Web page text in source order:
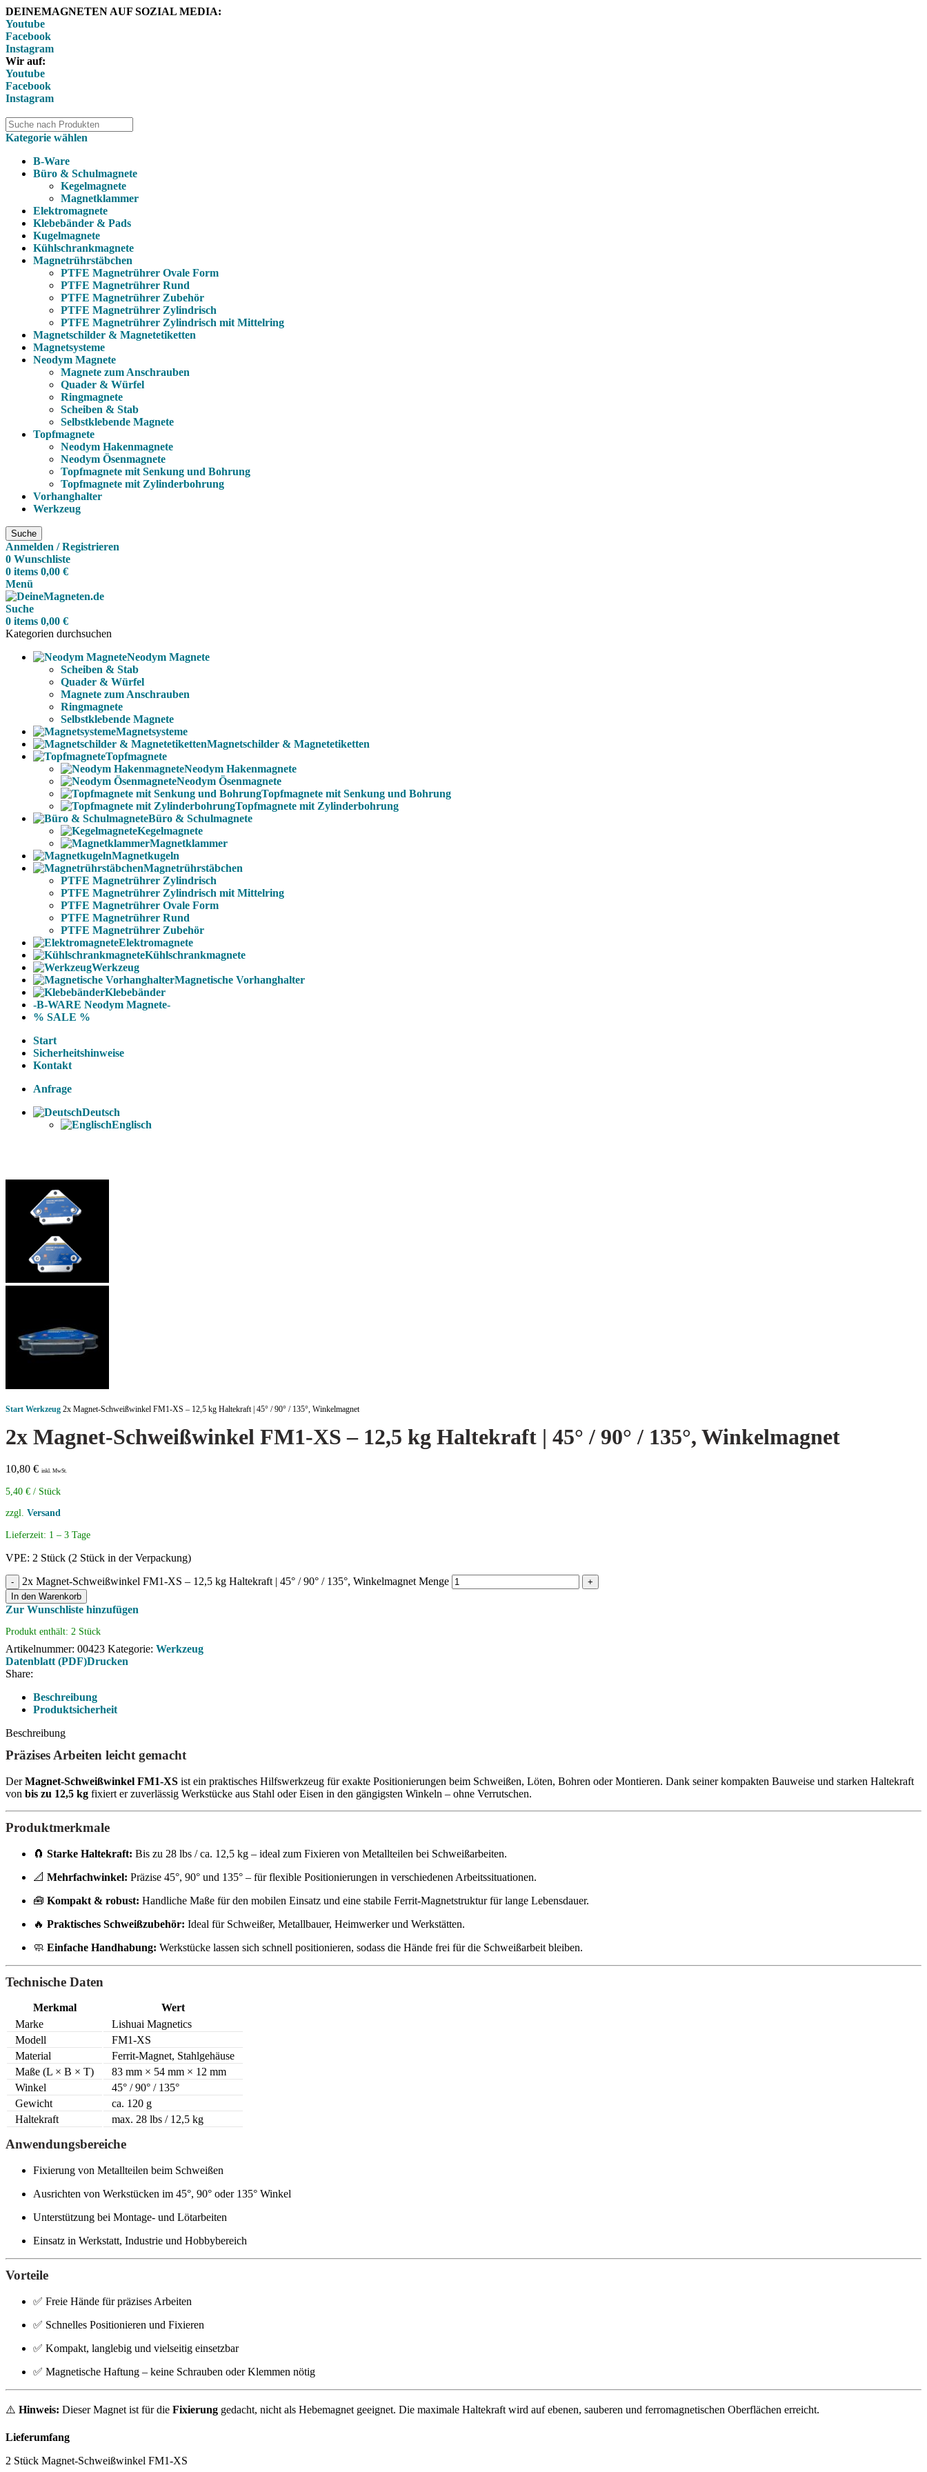
DEINEMAGNETEN AUF SOZIAL MEDIA:
Youtube
Facebook
Instagram
Wir auf:
Youtube
Facebook
Instagram
Kategorie wählen
B-Ware
Büro & Schulmagnete
Kegelmagnete
Magnetklammer
Elektromagnete
Klebebänder & Pads
Kugelmagnete
Kühlschrankmagnete
Magnetrührstäbchen
PTFE Magnetrührer Ovale Form
PTFE Magnetrührer Rund
PTFE Magnetrührer Zubehör
PTFE Magnetrührer Zylindrisch
PTFE Magnetrührer Zylindrisch mit Mittelring
Magnetschilder & Magnetetiketten
Magnetsysteme
Neodym Magnete
Magnete zum Anschrauben
Quader & Würfel
Ringmagnete
Scheiben & Stab
Selbstklebende Magnete
Topfmagnete
Neodym Hakenmagnete
Neodym Ösenmagnete
Topfmagnete mit Senkung und Bohrung
Topfmagnete mit Zylinderbohrung
Vorhanghalter
Werkzeug
Suche
Anmelden / Registrieren
0 Wunschliste
0 items 0,00 €
Menü
Suche
0 items 0,00 €
Kategorien durchsuchen
Neodym Magnete
Scheiben & Stab
Quader & Würfel
Magnete zum Anschrauben
Ringmagnete
Selbstklebende Magnete
Magnetsysteme
Magnetschilder & Magnetetiketten
Topfmagnete
Neodym Hakenmagnete
Neodym Ösenmagnete
Topfmagnete mit Senkung und Bohrung
Topfmagnete mit Zylinderbohrung
Büro & Schulmagnete
Kegelmagnete
Magnetklammer
Magnetkugeln
Magnetrührstäbchen
PTFE Magnetrührer Zylindrisch
PTFE Magnetrührer Zylindrisch mit Mittelring
PTFE Magnetrührer Ovale Form
PTFE Magnetrührer Rund
PTFE Magnetrührer Zubehör
Elektromagnete
Kühlschrankmagnete
Werkzeug
Magnetische Vorhanghalter
Klebebänder
-B-WARE Neodym Magnete-
% SALE %
Start
Sicherheitshinweise
Kontakt
Anfrage
Deutsch
Englisch
Start Werkzeug 2x Magnet-Schweißwinkel FM1-XS – 12,5 kg Haltekraft | 45° / 90° / 135°, Winkelmagnet
2x Magnet-Schweißwinkel FM1-XS – 12,5 kg Haltekraft | 45° / 90° / 135°, Winkelmagnet
10,80 € inkl. MwSt.
5,40 € / Stück
zzgl. Versand
Lieferzeit: 1 – 3 Tage
VPE: 2 Stück (2 Stück in der Verpackung)
2x Magnet-Schweißwinkel FM1-XS – 12,5 kg Haltekraft | 45° / 90° / 135°, Winkelmagnet Menge
In den Warenkorb
Zur Wunschliste hinzufügen
Produkt enthält: 2 Stück
Artikelnummer: 00423 Kategorie: Werkzeug
Datenblatt (PDF)Drucken
Share:
Beschreibung
Produktsicherheit
Beschreibung
Präzises Arbeiten leicht gemacht
DerMagnet-Schweißwinkel FM1-XS ist ein praktisches Hilfswerkzeug für exakte Positionierungen beim Schweißen, Löten, Bohren oder Montieren. Dank seiner kompakten Bauweise und starken Haltekraft
von bis zu 12,5 kg fixiert er zuverlässig Werkstücke aus Stahl oder Eisen in den gängigsten Winkeln – ohne Verrutschen.
Produktmerkmale
🧲 Starke Haltekraft: Bis zu 28 lbs / ca. 12,5 kg – ideal zum Fixieren von Metallteilen bei Schweißarbeiten.
📐 Mehrfachwinkel: Präzise 45°, 90° und 135° – für flexible Positionierungen in verschiedenen Arbeitssituationen.
🧰 Kompakt & robust: Handliche Maße für den mobilen Einsatz und eine stabile Ferrit-Magnetstruktur für lange Lebensdauer.
🔥 Praktisches Schweißzubehör: Ideal für Schweißer, Metallbauer, Heimwerker und Werkstätten.
🧼 Einfache Handhabung: Werkstücke lassen sich schnell positionieren, sodass die Hände frei für die Schweißarbeit bleiben.
Technische Daten
Merkmal
Wert
Marke
Lishuai Magnetics
Modell
FM1-XS
Material
Ferrit-Magnet, Stahlgehäuse
Maße (L × B × T)
83 mm × 54 mm × 12 mm
Winkel
45° / 90° / 135°
Gewicht
ca. 120 g
Haltekraft
max. 28 lbs / 12,5 kg
Anwendungsbereiche
Fixierung von Metallteilen beim Schweißen
Ausrichten von Werkstücken im 45°, 90° oder 135° Winkel
Unterstützung bei Montage- und Lötarbeiten
Einsatz in Werkstatt, Industrie und Hobbybereich
Vorteile
✅ Freie Hände für präzises Arbeiten
✅ Schnelles Positionieren und Fixieren
✅ Kompakt, langlebig und vielseitig einsetzbar
✅ Magnetische Haftung – keine Schrauben oder Klemmen nötig
⚠️ Hinweis: Dieser Magnet ist für die Fixierung gedacht, nicht als Hebemagnet geeignet. Die maximale Haltekraft wird auf ebenen, sauberen und ferromagnetischen Oberflächen erreicht.
Lieferumfang
2 Stück Magnet-Schweißwinkel FM1-XS